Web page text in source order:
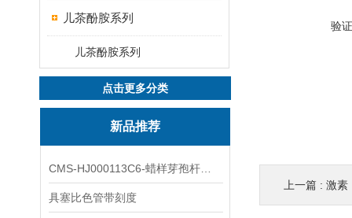
儿茶酚胺系列
儿茶酚胺系列
点击更多分类
新品推荐
具塞比色管带刻度
验
上一篇 : 激素，毒